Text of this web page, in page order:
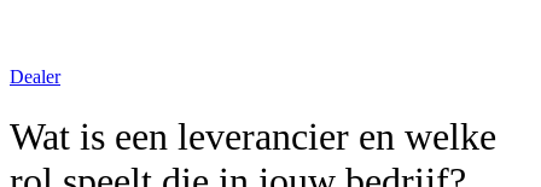
Dealer
Wat is een leverancier en welke